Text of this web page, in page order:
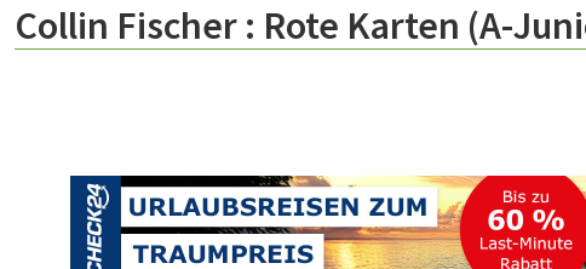
Collin Fischer : Rote Karten (A-